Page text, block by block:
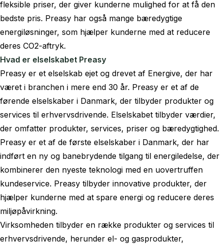
fleksible priser, der giver kunderne mulighed for at få den
bedste pris. Preasy har også mange bæredygtige
energiløsninger, som hjælper kunderne med at reducere
deres CO2-aftryk.
Hvad er elselskabet Preasy
Preasy er et elselskab ejet og drevet af Energive, der har
været i branchen i mere end 30 år. Preasy er et af de
førende elselskaber i Danmark, der tilbyder produkter og
services til erhvervsdrivende. Elselskabet tilbyder værdier,
der omfatter produkter, services, priser og bæredygtighed.
Preasy er et af de første elselskaber i Danmark, der har
indført en ny og banebrydende tilgang til energiledelse, der
kombinerer den nyeste teknologi med en uovertruffen
kundeservice. Preasy tilbyder innovative produkter, der
hjælper kunderne med at spare energi og reducere deres
miljøpåvirkning.
Virksomheden tilbyder en række produkter og services til
erhvervsdrivende, herunder el- og gasprodukter,